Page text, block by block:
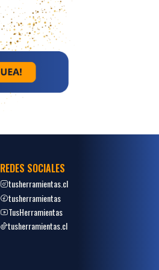
REDES SOCIALES
tusherramientas.cl
tusherramientas
TusHerramientas
tusherramientas.cl